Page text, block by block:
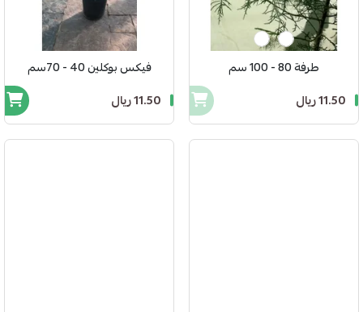
طرفة 80 - 100 سم
11.50 ريال
فيكس بوكلين 40 - 70سم
11.50 ريال